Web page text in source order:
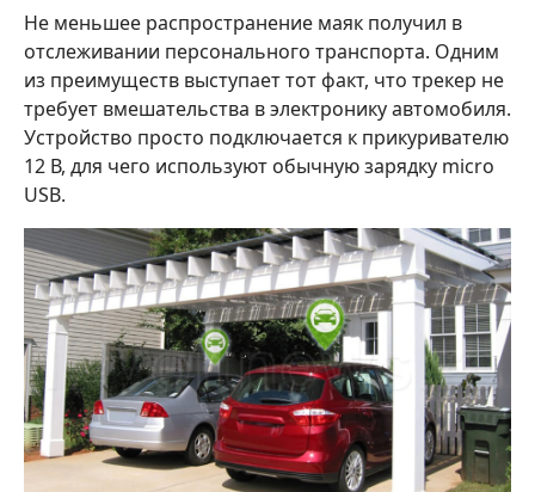
Не меньшее распространение маяк получил в
отслеживании персонального транспорта. Одним
из преимуществ выступает тот факт, что трекер не
требует вмешательства в электронику автомобиля.
Устройство просто подключается к прикуривателю
12 В, для чего используют обычную зарядку micro
USB.